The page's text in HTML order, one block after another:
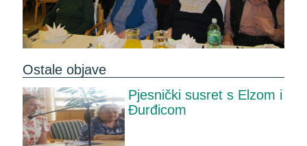
Ostale objave
Pjesnički susret s Elzom i
Đurđicom